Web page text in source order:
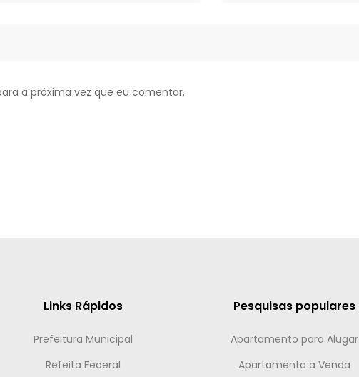
a próxima vez que eu comentar.
Links Rápidos
Prefeitura Municipal
Refeita Federal
Pesquisas populares
Apartamento para Alugar
Apartamento a Venda